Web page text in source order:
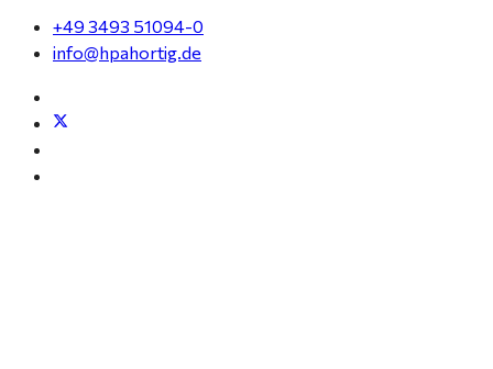
+49 3493 51094-0
info@hpahortig.de